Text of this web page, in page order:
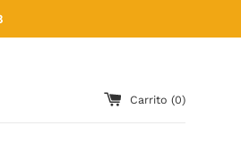
Carrito (0)